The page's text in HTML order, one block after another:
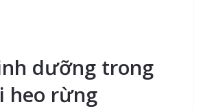
dưỡng trong
heo rừng